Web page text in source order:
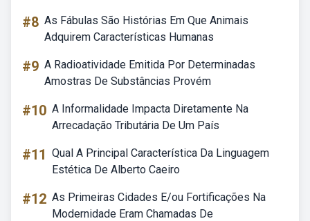
#8 As Fábulas São Histórias Em Que Animais
Adquirem Características Humanas
#9 A Radioatividade Emitida Por Determinadas
Amostras De Substâncias Provém
#10 A Informalidade Impacta Diretamente Na
Arrecadação Tributária De Um País
#11 Qual A Principal Característica Da Linguagem
Estética De Alberto Caeiro
#12 As Primeiras Cidades E/ou Fortificações Na
Modernidade Eram Chamadas De